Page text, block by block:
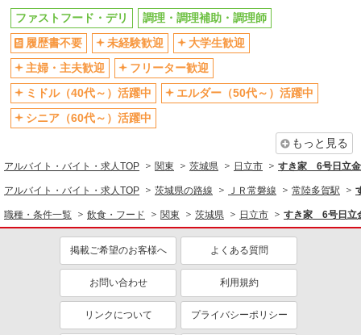
ファストフード・デリ
調理・調理補助・調理師
同じ特徴から求人を探す
未経験歓迎
大学生歓迎
ミドル（40代～）活躍中
週2～3日勤務OK
短時間勤務（1日4h以内）OK
交通費支給
社会保険あり
まかない・食事補助
社員登用あり
ファストフード・デリ
調理・調理補助・調理師
履歴書不要
未経験歓迎
大学生歓迎
主婦・主夫歓迎
フリーター歓迎
ミドル（40代～）活躍中
エルダー（50代～）活躍中
シニア（60代～）活躍中
もっと見る
アルバイト・バイト・求人TOP 関東 茨城県 日立市 すき家 6号日立金
アルバイト・バイト・求人TOP 茨城県の路線 ＪＲ常磐線 常陸多賀駅
職種・条件一覧 飲食・フード 関東 茨城県 日立市 すき家 6号日立
掲載ご希望のお客様へ よくある質問
お問い合わせ 利用規約
リンクについて プライバシーポリシー